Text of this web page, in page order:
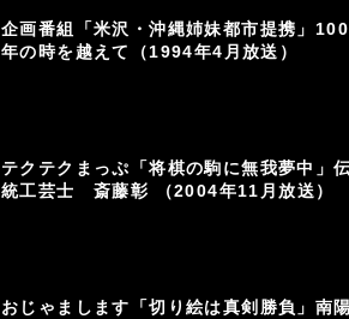
企画番組「米沢・沖縄姉妹都市提携」100
年の時を越えて（1994年4月放送）
テクテクまっぷ「将棋の駒に無我夢中」
統工芸士 斎藤彰 （2004年11月放送）
おじゃまします「切り絵は真剣勝負」南